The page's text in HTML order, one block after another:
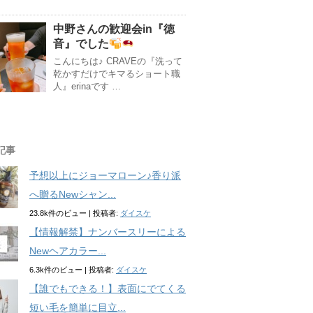
中野さんの歓迎会in『徳
音』でした
こんにちは♪ CRAVEの『洗って
乾かすだけでキマるショート職
人』erinaです …
事
予想以上にジョーマローン♪香り派
へ贈るNewシャン...
23.8k件のビュー | 投稿者: ダイスケ
【情報解禁】ナンバースリーによる
Newヘアカラー...
6.3k件のビュー | 投稿者: ダイスケ
【誰でもできる！】表面にでてくる
短い毛を簡単に目立...